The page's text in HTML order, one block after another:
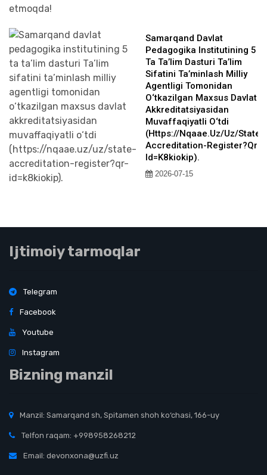
Samarqand Davlat
Pedagogika Institutining 5
Ta Ta’lim Dasturi Ta’lim
Sifatini Ta’minlash Milliy
Agentligi Tomonidan
O‘tkazilgan Maxsus Davlat
Akkreditatsiyasidan
Muvaffaqiyatli O‘tdi
(https://nqaae.uz/uz/state-
Accreditation-Register?qr-
Id=k8kiokip).
2026-07-15
Ijtimoiy tarmoqlar
Telegram
Facebook
Youtube
Instagram
Bizning manzil
Manzil: Samarqand sh, Spitamen shoh ko‘chasi, 166-uy
Telfon raqam: +998958268212
Email: devonxona@uzfi.uz